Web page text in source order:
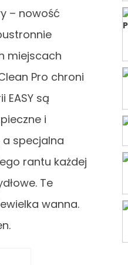
– nowość
miejscach
Pro chroni
są
i
a specjalna
rantu każdej
Te
wanna.